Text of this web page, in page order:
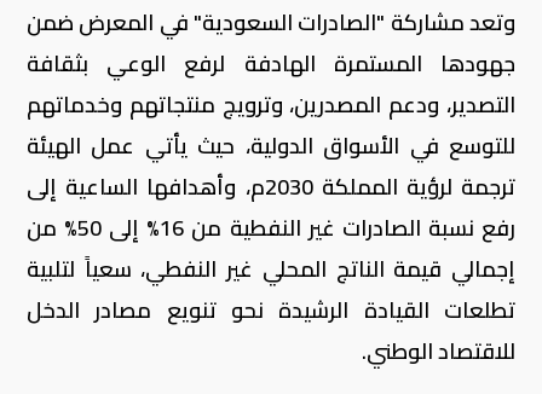
وتعد مشاركة "الصادرات السعودية" في المعرض ضمن
جهودها المستمرة الهادفة لرفع الوعي بثقافة
التصدير، ودعم المصدرين، وترويج منتجاتهم وخدماتهم
للتوسع في الأسواق الدولية، حيث يأتي عمل الهيئة
ترجمة لرؤية المملكة 2030م، وأهدافها الساعية إلى
رفع نسبة الصادرات غير النفطية من 16% إلى 50% من
إجمالي قيمة الناتج المحلي غير النفطي، سعياً لتلبية
تطلعات القيادة الرشيدة نحو تنويع مصادر الدخل
للاقتصاد الوطني.